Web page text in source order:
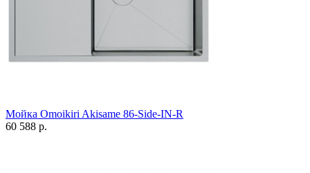
Мойка Omoikiri Akisame 86-Side-IN-R
60 588 р.